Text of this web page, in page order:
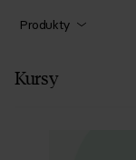
Produkty
Kursy